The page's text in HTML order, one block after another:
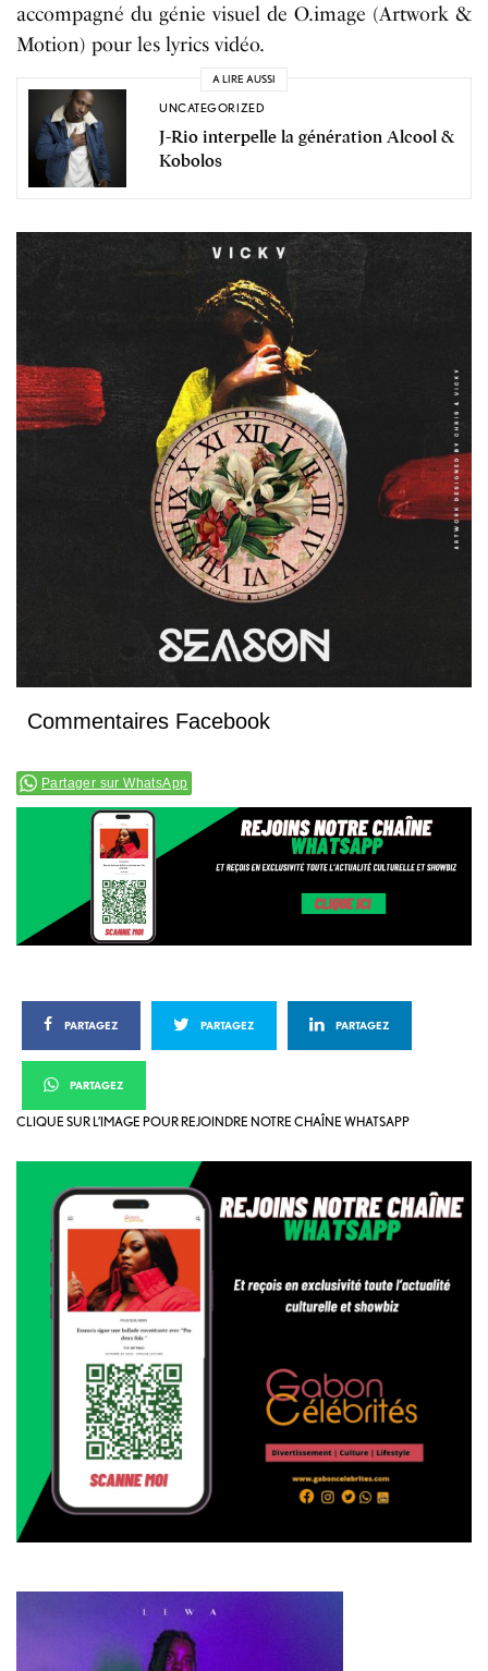
accompagné du génie visuel de O.image (Artwork &
Motion) pour les lyrics vidéo.
A LIRE AUSSI
UNCATEGORIZED
J-Rio interpelle la génération Alcool &
Kobolos
Commentaires Facebook
Partager sur WhatsApp
PARTAGEZ PARTAGEZ PARTAGEZ
PARTAGEZ
CLIQUE SUR L’IMAGE POUR REJOINDRE NOTRE CHAÎNE WHATSAPP